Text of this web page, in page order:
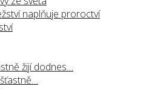
naplňuje proroctví
žijí dodnes…